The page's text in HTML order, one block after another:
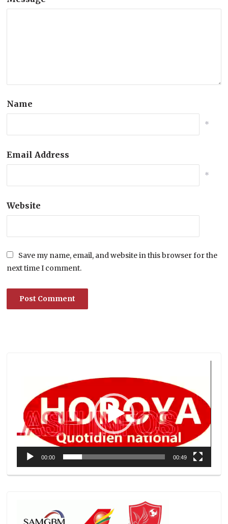
Name
*
Email Address
*
Website
Save my name, email, and website in this browser for the
next time I comment.
00:00 00:49